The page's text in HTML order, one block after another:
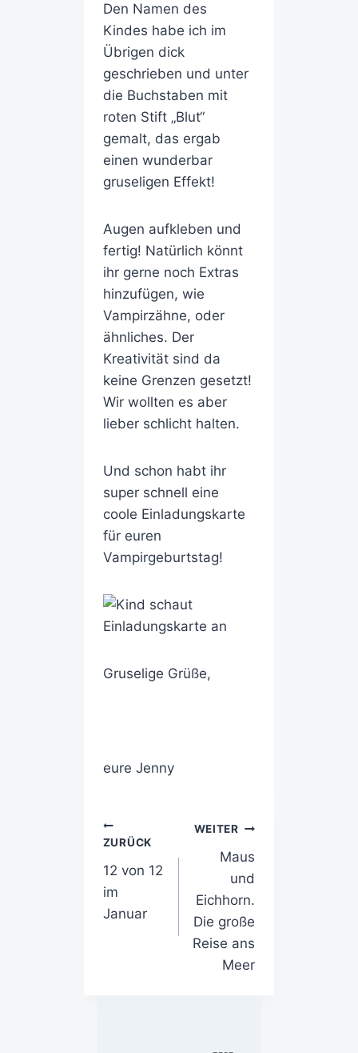
Den Namen des
Kindes habe ich im
Übrigen dick
geschrieben und unter
die Buchstaben mit
roten Stift „Blut“
gemalt, das ergab
einen wunderbar
gruseligen Effekt!
Augen aufkleben und
fertig! Natürlich könnt
ihr gerne noch Extras
hinzufügen, wie
Vampirzähne, oder
ähnliches. Der
Kreativität sind da
keine Grenzen gesetzt!
Wir wollten es aber
lieber schlicht halten.
Und schon habt ihr
super schnell eine
coole Einladungskarte
für euren
Vampirgeburtstag!
Gruselige Grüße,
eure Jenny
ZURÜCK
12 von 12
im
Januar
WEITER
Maus
und
Eichhorn.
Die große
Reise ans
Meer